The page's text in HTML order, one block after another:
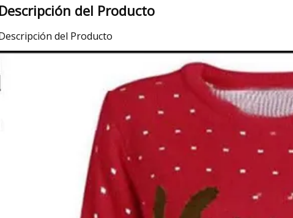
Descripción del Producto
del Producto